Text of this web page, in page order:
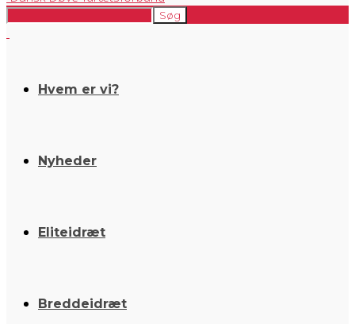
Hvem er vi?
Nyheder
Eliteidræt
Breddeidræt